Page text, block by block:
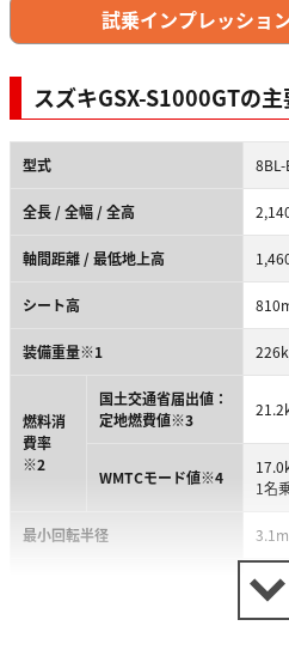
試乗インプレッショ
スズキGSX-S1000GTの
型式 8BL-
全長 / 全幅 / 全高
軸間距離 / 最低地上高
シート高
装備重量※1
燃料消
費率
※2
国土交通省届出値：
定地燃費値※3
WMTCモード値※4
1名
最小回転半径 3.1m